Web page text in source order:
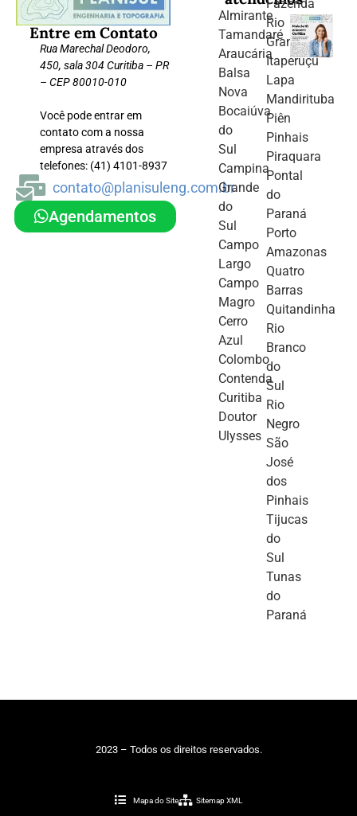
Entre em Contato
Rua Marechal Deodoro,
450, sala 304 Curitiba – PR
– CEP 80010-010
Você pode entrar em
contato com a nossa
empresa através dos
telefones: (41) 4101-8937
contato@planisuleng.com.br
Agendamentos
Almirante
Tamandaré
Araucária
Balsa
Nova
Bocaiúva
do
Sul
Campina
Grande
do
Sul
Campo
Largo
Campo
Magro
Cerro
Azul
Colombo
Contenda
Curitiba
Doutor
Ulysses
Fazenda
Rio
Grande
Itaperuçu
Lapa
Mandirituba
Piên
Pinhais
Piraquara
Pontal
do
Paraná
Porto
Amazonas
Quatro
Barras
Quitandinha
Rio
Branco
do
Sul
Rio
Negro
São
José
dos
Pinhais
Tijucas
do
Sul
Tunas
do
Paraná
2023 – Todos os direitos reservados.
Mapa do Site Sitemap XML